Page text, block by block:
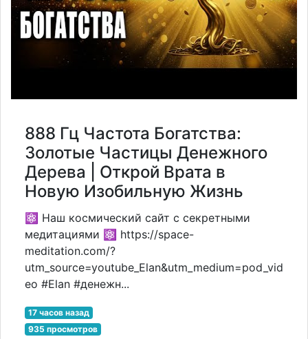
888 Гц Частота Богатства:
Золотые Частицы Денежного
Дерева | Открой Врата в
Новую Изобильную Жизнь
⚛️ Наш космический сайт с секретными
медитациями ⚛️ https://space-
meditation.com/?
utm_source=youtube_Elan&utm_medium=pod_vid
eo #Elan #денежн...
17 часов назад
935 просмотров